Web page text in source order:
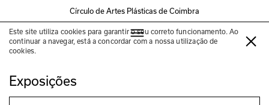
Círculo de Artes Plásticas de Coimbra
Este site utiliza cookies para garantir o seu correto funcionamento. Ao
continuar a navegar, está a concordar com a nossa utilização de
cookies.
Davi Pontes & Wallace Ferreira
Exposições